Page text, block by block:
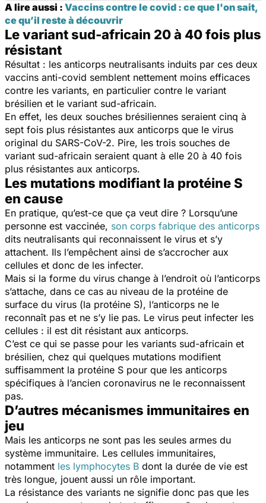
A lire aussi : Vaccins contre le covid : ce que l'on sait,
ce qu’il reste à découvrir
Le variant sud-africain 20 à 40 fois plus
résistant
Résultat : les anticorps neutralisants induits par ces deux
vaccins anti-covid semblent nettement moins efficaces
contre les variants, en particulier contre le variant
brésilien et le variant sud-africain.
En effet, les deux souches brésiliennes seraient cinq à
sept fois plus résistantes aux anticorps que le virus
original du SARS-CoV-2. Pire, les trois souches de
variant sud-africain seraient quant à elle 20 à 40 fois
plus résistantes aux anticorps.
Les mutations modifiant la protéine S
en cause
En pratique, qu’est-ce que ça veut dire ? Lorsqu’une
personne est vaccinée, son corps fabrique des anticorps
dits neutralisants qui reconnaissent le virus et s’y
attachent. Ils l’empêchent ainsi de s’accrocher aux
cellules et donc de les infecter.
Mais si la forme du virus change à l’endroit où l’anticorps
s’attache, dans ce cas au niveau de la protéine de
surface du virus (la protéine S), l’anticorps ne le
reconnaît pas et ne s’y lie pas. Le virus peut infecter les
cellules : il est dit résistant aux anticorps.
C’est ce qui se passe pour les variants sud-africain et
brésilien, chez qui quelques mutations modifient
suffisamment la protéine S pour que les anticorps
spécifiques à l’ancien coronavirus ne le reconnaissent
pas.
D’autres mécanismes immunitaires en
jeu
Mais les anticorps ne sont pas les seules armes du
système immunitaire. Les cellules immunitaires,
notamment les lymphocytes B dont la durée de vie est
très longue, jouent aussi un rôle important.
La résistance des variants ne signifie donc pas que les